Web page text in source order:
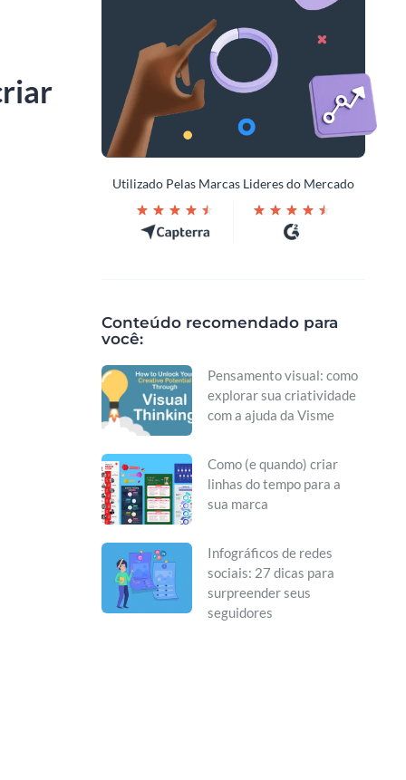
Utilizado Pelas Marcas Lideres do Mercado
Conteúdo recomendado para
você:
Pensamento visual: como
explorar sua criatividade
com a ajuda da Visme
Como (e quando) criar
linhas do tempo para a
sua marca
Infográficos de redes
sociais: 27 dicas para
surpreender seus
seguidores